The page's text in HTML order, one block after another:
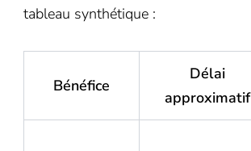
tableau synthétique :
Bénéfice
Délai
approximatif